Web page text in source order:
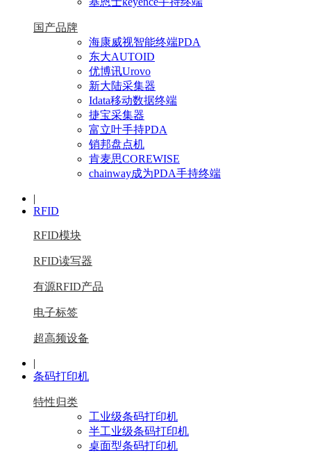
国产品牌
海康威视智能终端PDA
东大AUTOID
优博讯Urovo
新大陆采集器
Idata移动数据终端
捷宝采集器
富立叶手持PDA
销邦盘点机
肯麦思COREWISE
chainway成为PDA手持终端
|
RFID
RFID模块
RFID读写器
有源RFID产品
电子标签
超高频设备
|
条码打印机
特性归类
工业级条码打印机
半工业级条码打印机
桌面型条码打印机